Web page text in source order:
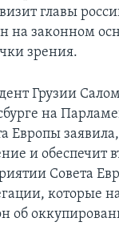
главы
на законном
зрения.
Грузии
на
Европы
и обеспечит
Совета
которые
об